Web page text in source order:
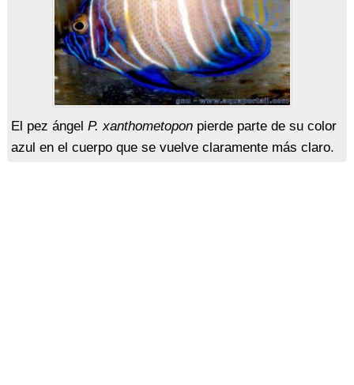
El pez ángel P. xanthometoponpierde parte de su color
azul en el cuerpo que se vuelve claramente más claro.